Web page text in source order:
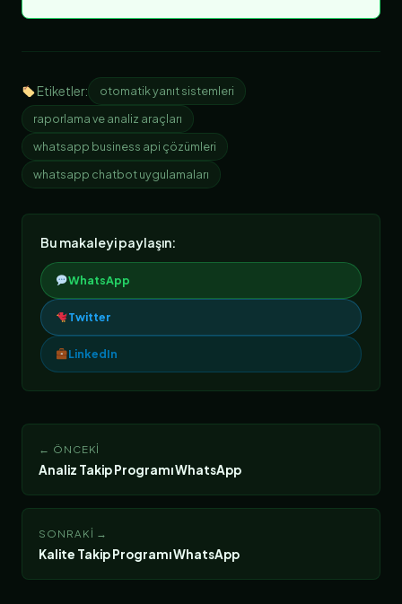
Etiketler:
otomatik yanıt sistemleri
raporlama ve analiz araçları
whatsapp business api çözümleri
whatsapp chatbot uygulamaları
Bu makaleyi paylaşın:
WhatsApp
Twitter
LinkedIn
← ÖNCEKI
Analiz Takip Programı WhatsApp
SONRAKI →
Kalite Takip Programı WhatsApp